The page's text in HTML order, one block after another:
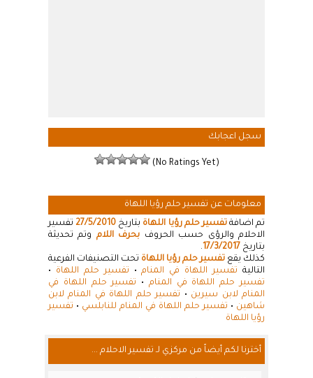
سجل اعجابك
(No Ratings Yet)
معلومات عن تفسير حلم رؤيا اللهاة
تم اضافةتفسير حلم رؤيا اللهاة بتاريخ 27/5/2010تفسير
الاحلام والرؤى حسب الحروف بحرف اللام وتم تحديثة
بتاريخ 17/3/2017
.
كذلك يقع تفسير حلم رؤيا اللهاة تحت التصنيفات الفرعية
التالية تفسير اللهاة في المنام• تفسير حلم اللهاة •
تفسير حلم اللهاة في المنام • تفسير حلم اللهاة في
المنام لابن سيرين • تفسير حلم اللهاة في المنام لابن
شاهين • تفسير حلم اللهاة في المنام للنابلسي • تفسير
رؤيا اللهاة
أخترنا لكم أيضاً من مركزي لـ تفسير الاحلام ...